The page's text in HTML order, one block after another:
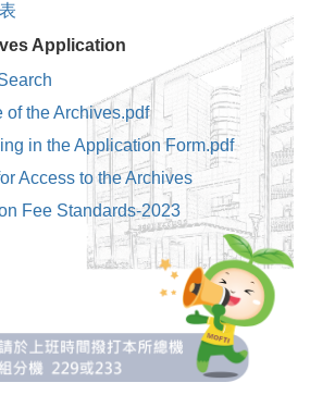
Application
of the Archives.pdf
in the Application Form.pdf
Access to the Archives
Fee Standards-2023